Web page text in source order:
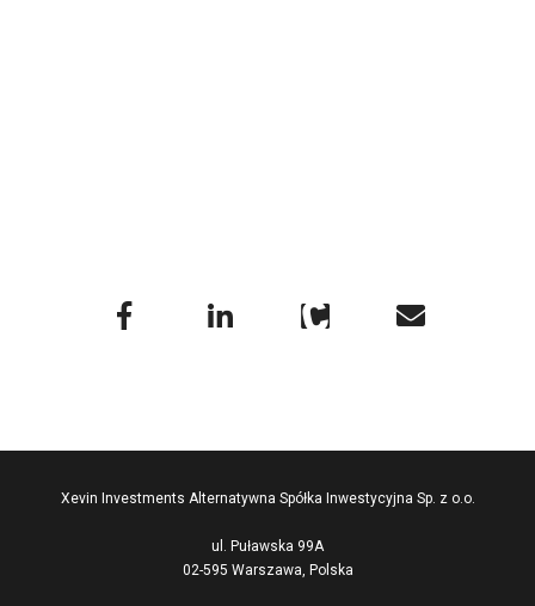
Xevin Investments Alternatywna Spółka Inwestycyjna Sp. z o.o.
ul. Puławska 99A
02-595 Warszawa, Polska